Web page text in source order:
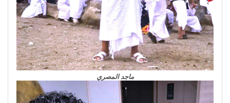
ماجد المصري